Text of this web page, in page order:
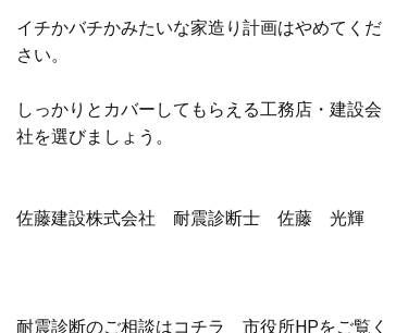
イチかバチかみたいな家造り計画はやめてくだ
さい。
しっかりとカバーしてもらえる工務店・建設会
社を選びましょう。
佐藤建設株式会社 耐震診断士 佐藤 光輝
耐震診断のご相談はコチラ 市役所HPをご覧く